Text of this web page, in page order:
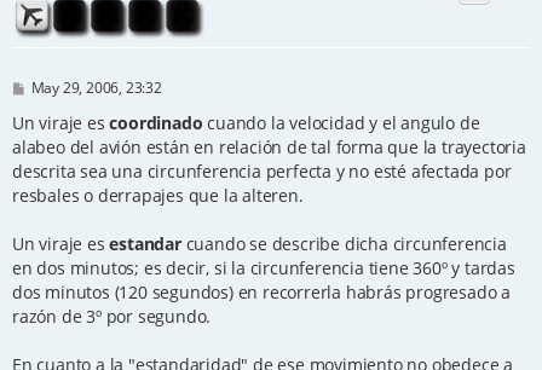
P
s
May 29, 2006, 23:32
Un viraje escoordinado cuando la velocidad y el angulo de
alabeo del avión están en relación de tal forma que la trayectoria
descrita sea una circunferencia perfecta y no esté afectada por
resbales o derrapajes que la alteren.
Un viraje esestandarcuando se describe dicha circunferencia
en dos minutos; es decir, si la circunferencia tiene 360º y tardas
dos minutos (120 segundos) en recorrerla habrás progresado a
razón de 3º por segundo.
En cuanto a la "estandaridad" de ese movimiento no obedece a